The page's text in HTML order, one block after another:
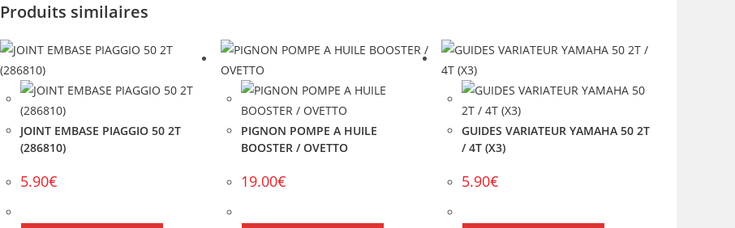
Produits similaires
JOINT EMBASE PIAGGIO 50 2T
(286810)
5.90€
PIGNON POMPE A HUILE
BOOSTER / OVETTO
19.00€
GUIDES VARIATEUR YAMAHA 50 2T
/ 4T (X3)
5.90€